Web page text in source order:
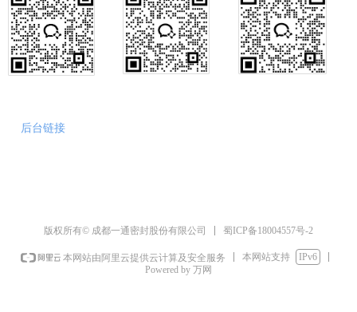
后台链接
版权所有© 成都一通密封股份有限公司 蜀ICP备18004557号-2
本网站由阿里云提供云计算及安全服务 本网站支持
IPv6
Powered by 万网